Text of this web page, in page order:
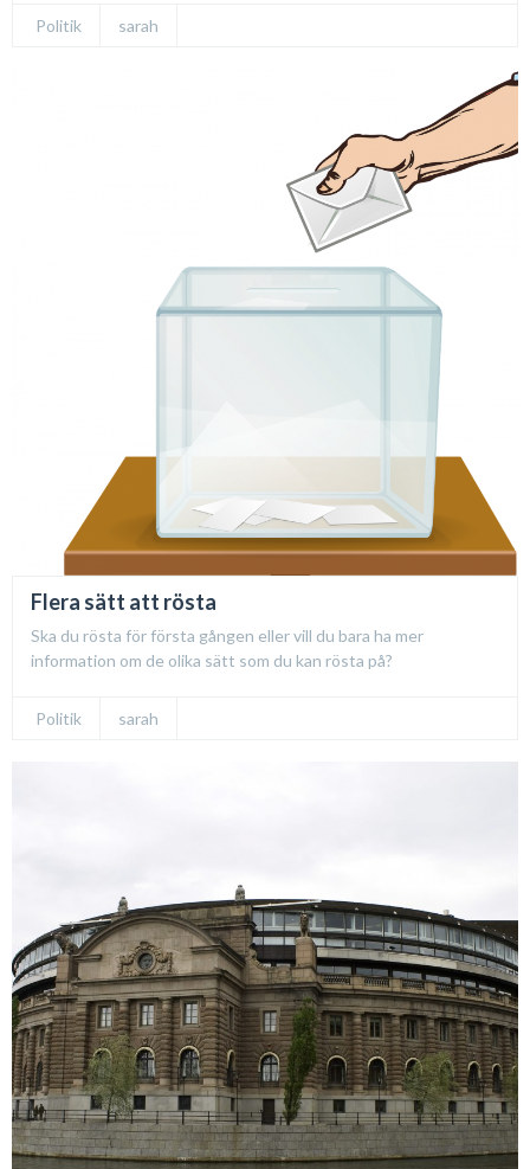
Politik sarah
Flera sätt att rösta
Ska du rösta för första gången eller vill du bara ha mer
information om de olika sätt som du kan rösta på?
Politik sarah